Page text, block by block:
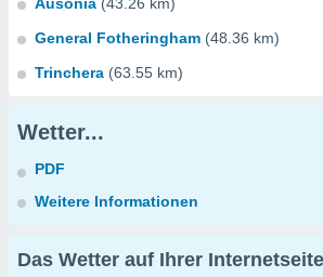
General Fotheringham (48.36 km)
Trinchera (63.55 km)
Wetter...
PDF
Weitere Informationen
Das Wetter auf Ihrer Internetseite